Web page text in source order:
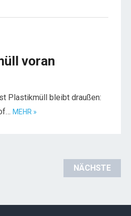
voran
Plastikmüll bleibt draußen:
MEHR »
NÄCHSTE